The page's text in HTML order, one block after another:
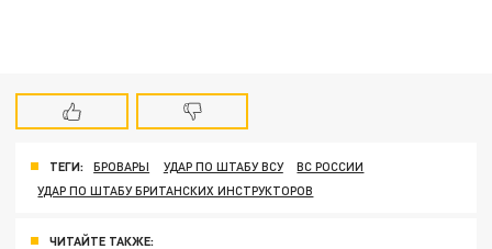
ТЕГИ: БРОВАРЫ УДАР ПО ШТАБУ ВСУ
ВС РОССИИ
УДАР ПО ШТАБУ БРИТАНСКИХ ИНСТРУКТОРОВ
ЧИТАЙТЕ ТАКЖЕ: